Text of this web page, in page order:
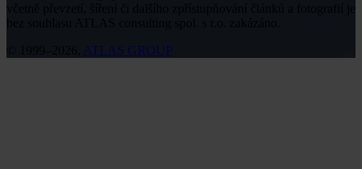
včetně převzetí, šíření či dalšího zpřístupňování článků a fotografií je
ATLAS GROUP